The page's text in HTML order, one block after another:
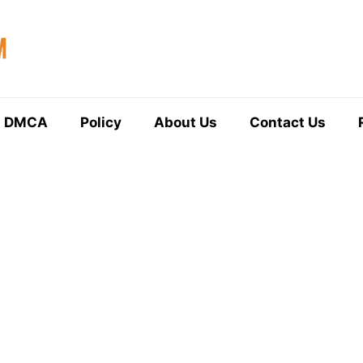
DMCA Policy About Us Contact Us